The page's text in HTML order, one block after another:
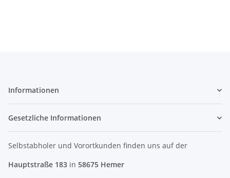
Informationen
Gesetzliche Informationen
Selbstabholer und Vorortkunden finden uns auf der
Hauptstraße 183 in 58675 Hemer